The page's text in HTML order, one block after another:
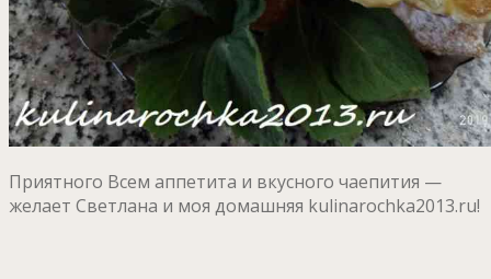
Приятного Всем аппетита и вкусного чаепития —
желает Светлана и моя домашняя kulinarochka2013.ru!